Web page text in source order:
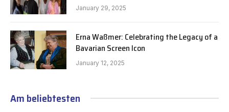
January 29, 2025
Erna Waßmer: Celebrating the Legacy of a
Bavarian Screen Icon
January 12, 2025
Am beliebtesten